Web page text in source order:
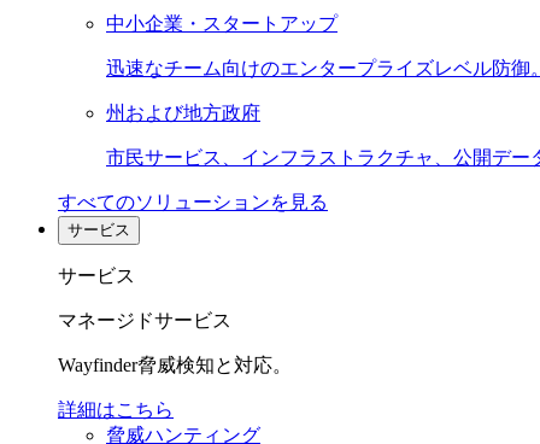
中小企業・スタートアップ
迅速なチーム向けのエンタープライズレベル防御。
州および地方政府
市民サービス、インフラストラクチャ、公開デー
すべてのソリューションを見る
サービス
サービス
マネージドサービス
Wayfinder脅威検知と対応。
詳細はこちら
脅威ハンティング